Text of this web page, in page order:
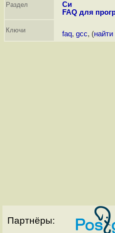
Раздел
Си
FAQ для
Ключи faq, gcc, (
Партнёры: